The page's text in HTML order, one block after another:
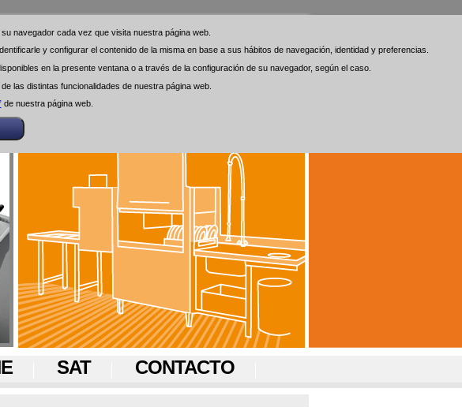
navegador cada vez que visita nuestra página web.
y configurar el contenido de la misma en base a sus hábitos de navegación, identidad y preferencias.
en la presente ventana o a través de la configuración de su navegador, según el caso.
las distintas funcionalidades de nuestra página web.
de nuestra página web.
navegador cada vez que visita nuestra página web.
y configurar el contenido de la misma en base a sus hábitos de navegación, identidad y preferencias.
en la presente ventana o a través de la configuración de su navegador, según el caso.
las distintas funcionalidades de nuestra página web.
de nuestra página web.
Buscar
SAT CONTACTO